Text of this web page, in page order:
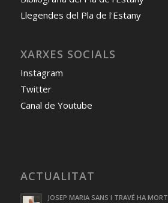
Llegendes del Pla de l'Estany
XARXES SOCIALS
Instagram
Twitter
Canal de Youtube
ACTUALITAT
JOSEP MARIA SANS I TRAVÉ HA MORT